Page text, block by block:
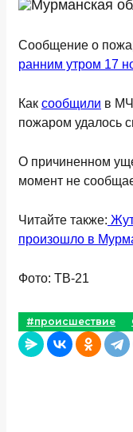
Сообщение о
ранним утром 17
Как сообщили в
пожаром удалось
О причиненном
момент не
Читайте также:
произошло в
Фото: ТВ-21
#происшествие